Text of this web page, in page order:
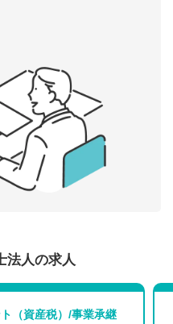
法人の求人
（資産税）/事業承継